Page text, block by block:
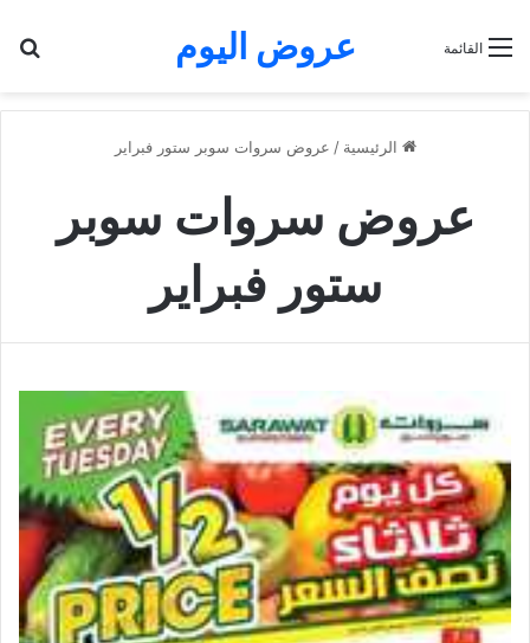
عروض اليوم القائمة
الرئيسية / عروض سروات سوبر ستور فبراير
عروض سروات سوبر
ستور فبراير